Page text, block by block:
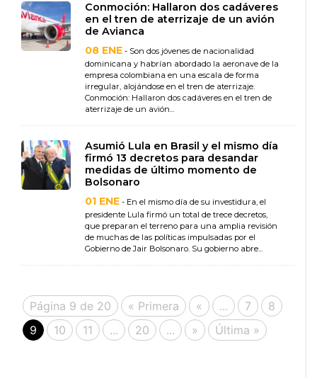
Conmoción: Hallaron dos cadáveres
en el tren de aterrizaje de un avión
de Avianca
08 ENE - Son dos jóvenes de nacionalidad
dominicana y habrían abordado la aeronave de la
empresa colombiana en una escala de forma
irregular, alojándose en el tren de aterrizaje.
Conmoción: Hallaron dos cadáveres en el tren de
aterrizaje de un avión...
Asumió Lula en Brasil y el mismo día
firmó 13 decretos para desandar
medidas de último momento de
Bolsonaro
01 ENE - En el mismo día de su investidura, el
presidente Lula firmó un total de trece decretos,
que preparan el terreno para una amplia revisión
de muchas de las políticas impulsadas por el
Gobierno de Jair Bolsonaro. Su gobierno abre...
Página 9 de 20 « Primera « ... 7
8
9
10 11 ... 20 ... » Última »